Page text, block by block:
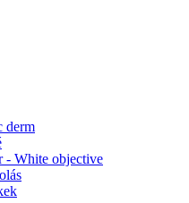
derm
- White objective